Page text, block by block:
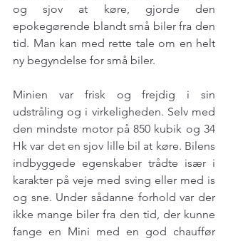
og sjov at køre, gjorde den
epokegørende blandt små biler fra den
tid. Man kan med rette tale om en helt
ny begyndelse for små biler.
Minien var frisk og frejdig i sin
udstråling og i virkeligheden. Selv med
den mindste motor på 850 kubik og 34
Hk var det en sjov lille bil at køre. Bilens
indbyggede egenskaber trådte især i
karakter på veje med sving eller med is
og sne. Under sådanne forhold var der
ikke mange biler fra den tid, der kunne
fange en Mini med en god chauffør